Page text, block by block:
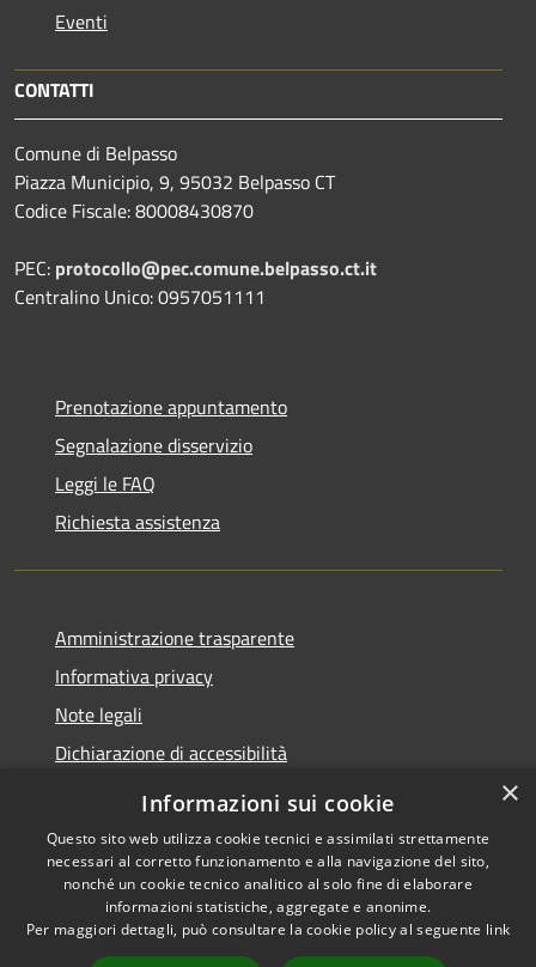
Eventi
CONTATTI
Comune di Belpasso
Piazza Municipio, 9, 95032 Belpasso CT
Codice Fiscale: 80008430870
PEC: protocollo@pec.comune.belpasso.ct.it
Centralino Unico: 0957051111
Prenotazione appuntamento
Segnalazione disservizio
Leggi le FAQ
Richiesta assistenza
Amministrazione trasparente
Informativa privacy
Note legali
Dichiarazione di accessibilità
RSS
Accessibilità
Privacy
Copyright © 2026 • Comune di
Belpasso • Powered by
Municipium•Accesso
×
Informazioni sui cookie
Questo sito web utilizza cookie tecnici e assimilati strettamente
necessari al corretto funzionamento e alla navigazione del sito,
nonché un cookie tecnico analitico al solo fine di elaborare
informazioni statistiche, aggregate e anonime.
Per maggiori dettagli, può consultare la cookie policy al seguente link